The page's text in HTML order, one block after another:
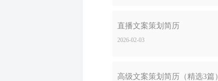
直播文案策划简历
2026-02-03
高级文案策划简历（精选3篇